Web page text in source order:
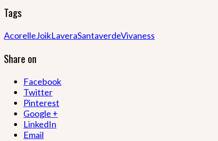
Tags
AcorelleJoikLaveraSantaverdeVivaness
Share on
Facebook
Twitter
Pinterest
Google +
LinkedIn
Email